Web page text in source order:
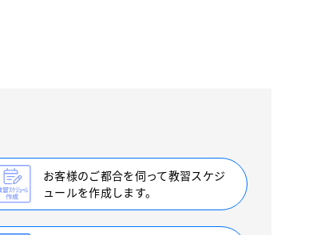
お客様のご都合を伺って教習スケジ
ュールを作成します。